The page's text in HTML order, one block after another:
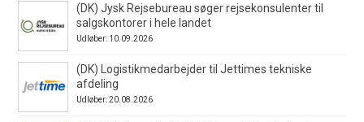
(DK) Jysk Rejsebureau søger rejsekonsulenter til
salgskontorer i hele landet
Udløber: 10.09.2026
(DK) Logistikmedarbejder til Jettimes tekniske
afdeling
Udløber: 20.08.2026